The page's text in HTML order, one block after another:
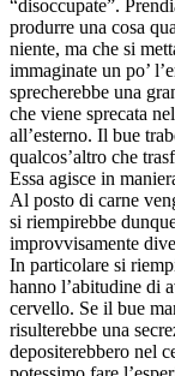
“disoccupate”.
produrre una cosa
niente, ma che si
immaginate un po’
sprecherebbe una
che viene sprecata
all’esterno. Il bue
qualcos’altro che
Essa agisce in
Al posto di carne
si riempirebbe
improvvisamente
In particolare si
hanno l’abitudine di
cervello. Se il bue
risulterebbe una
depositerebbero nel